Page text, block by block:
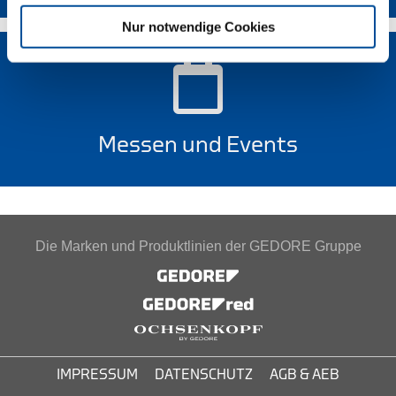
Nur notwendige Cookies
Messen und Events
Die Marken und Produktlinien der GEDORE Gruppe
IMPRESSUM DATENSCHUTZ AGB & AEB